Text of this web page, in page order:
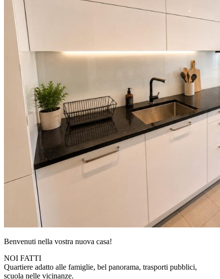
Benvenuti nella vostra nuova casa!
NOI FATTI
Quartiere adatto alle famiglie, bel panorama, trasporti pubblici,
scuola nelle vicinanze.